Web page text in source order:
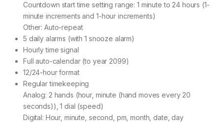
Countdown start time setting range: 1 minute to 24 hours (1-
minute increments and 1-hour increments)
Other: Auto-repeat
5 daily alarms (with 1 snooze alarm)
Hourly time signal
Full auto-calendar (to year 2099)
12/24-hour format
Regular timekeeping
Analog: 2 hands (hour, minute (hand moves every 20
seconds)), 1 dial (speed)
Digital: Hour, minute, second, pm, month, date, day